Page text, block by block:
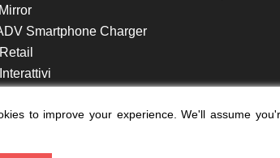
Smartphone Charger
to improve your experience. We'll assume